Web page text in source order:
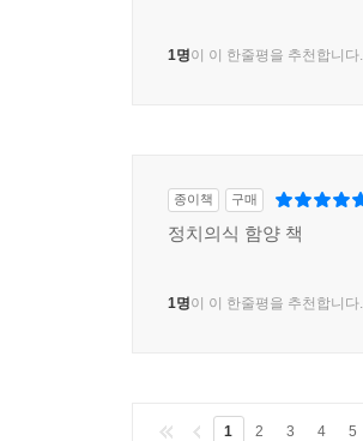
1명이 이 한줄평을 추천합니다.
종이책 구매
정치의식 함양 책
1명이 이 한줄평을 추천합니다.
1 2 3 4 5